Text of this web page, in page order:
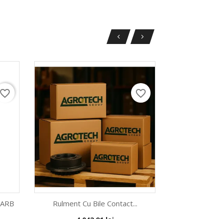
favorite_border
Rulment Cu Bile Contact...
favorite_border